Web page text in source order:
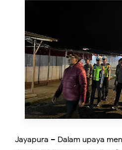
Jayapura – Dalam upaya